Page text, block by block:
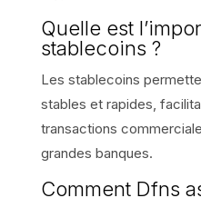
Quelle est
stablecoins ?
Les stablecoins
stables et rapides,
transactions
grandes banques.
Comment Dfns